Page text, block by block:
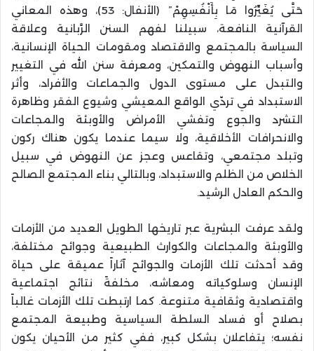
حَتَّى يُغَيِّرُوا مَا بِأَنْفُسِهِمْ” (الأنفال: 53)، وهذه المعاني
القرآنية النافعة، سبيلنا لفهم السنن الرَّبانية وعلاقة
السياسة بالمجتمع والاقتصاد ومقومات الحياة الإنسانية،
وأسباب النهوض والتمكين، ومعرفة سنن الله في التغيير
والتبدل على مستوى الدول والجماعات والأفراد، وأثر
الاستبداد في تردّي الواقع المعيشي وشيوع الفقر وظاهرة
التشرد والجوع وتفشي الأمراض والأوبئة والمجاعات
والانحرافات الأخلاقية، ولا سيما عندما يكون هناك ركون
وتبلد مجتمعي، وتقاعس وعجز عن النهوض في سبيل
الخلاص من الظلم والاستبداد، وبالتالي بناء المجتمع الصالح
والحكم العادل الرشيد.
ولقد عرفت البشرية عبر تاريخها الطويل العديد من الأزمات
والأوبئة والمجاعات والكوارث الطبيعية وجوائح مختلفة،
وقد أحدثت تلك الأزمات والجوائح آثاراً عميقة على حياة
الإنسان وسلوكياته ومعاشه، مخلفةً نتائج اجتماعية
واقتصادية وثقافية متنوعة. كما ارتبطت تلك الأزمات غالباً
بصلاح أو فساد السلطة السياسية وطبيعة المجتمع
نفسه؛ يتفاعلان بشكل كبير، ففي كثير من الأحيان يكون